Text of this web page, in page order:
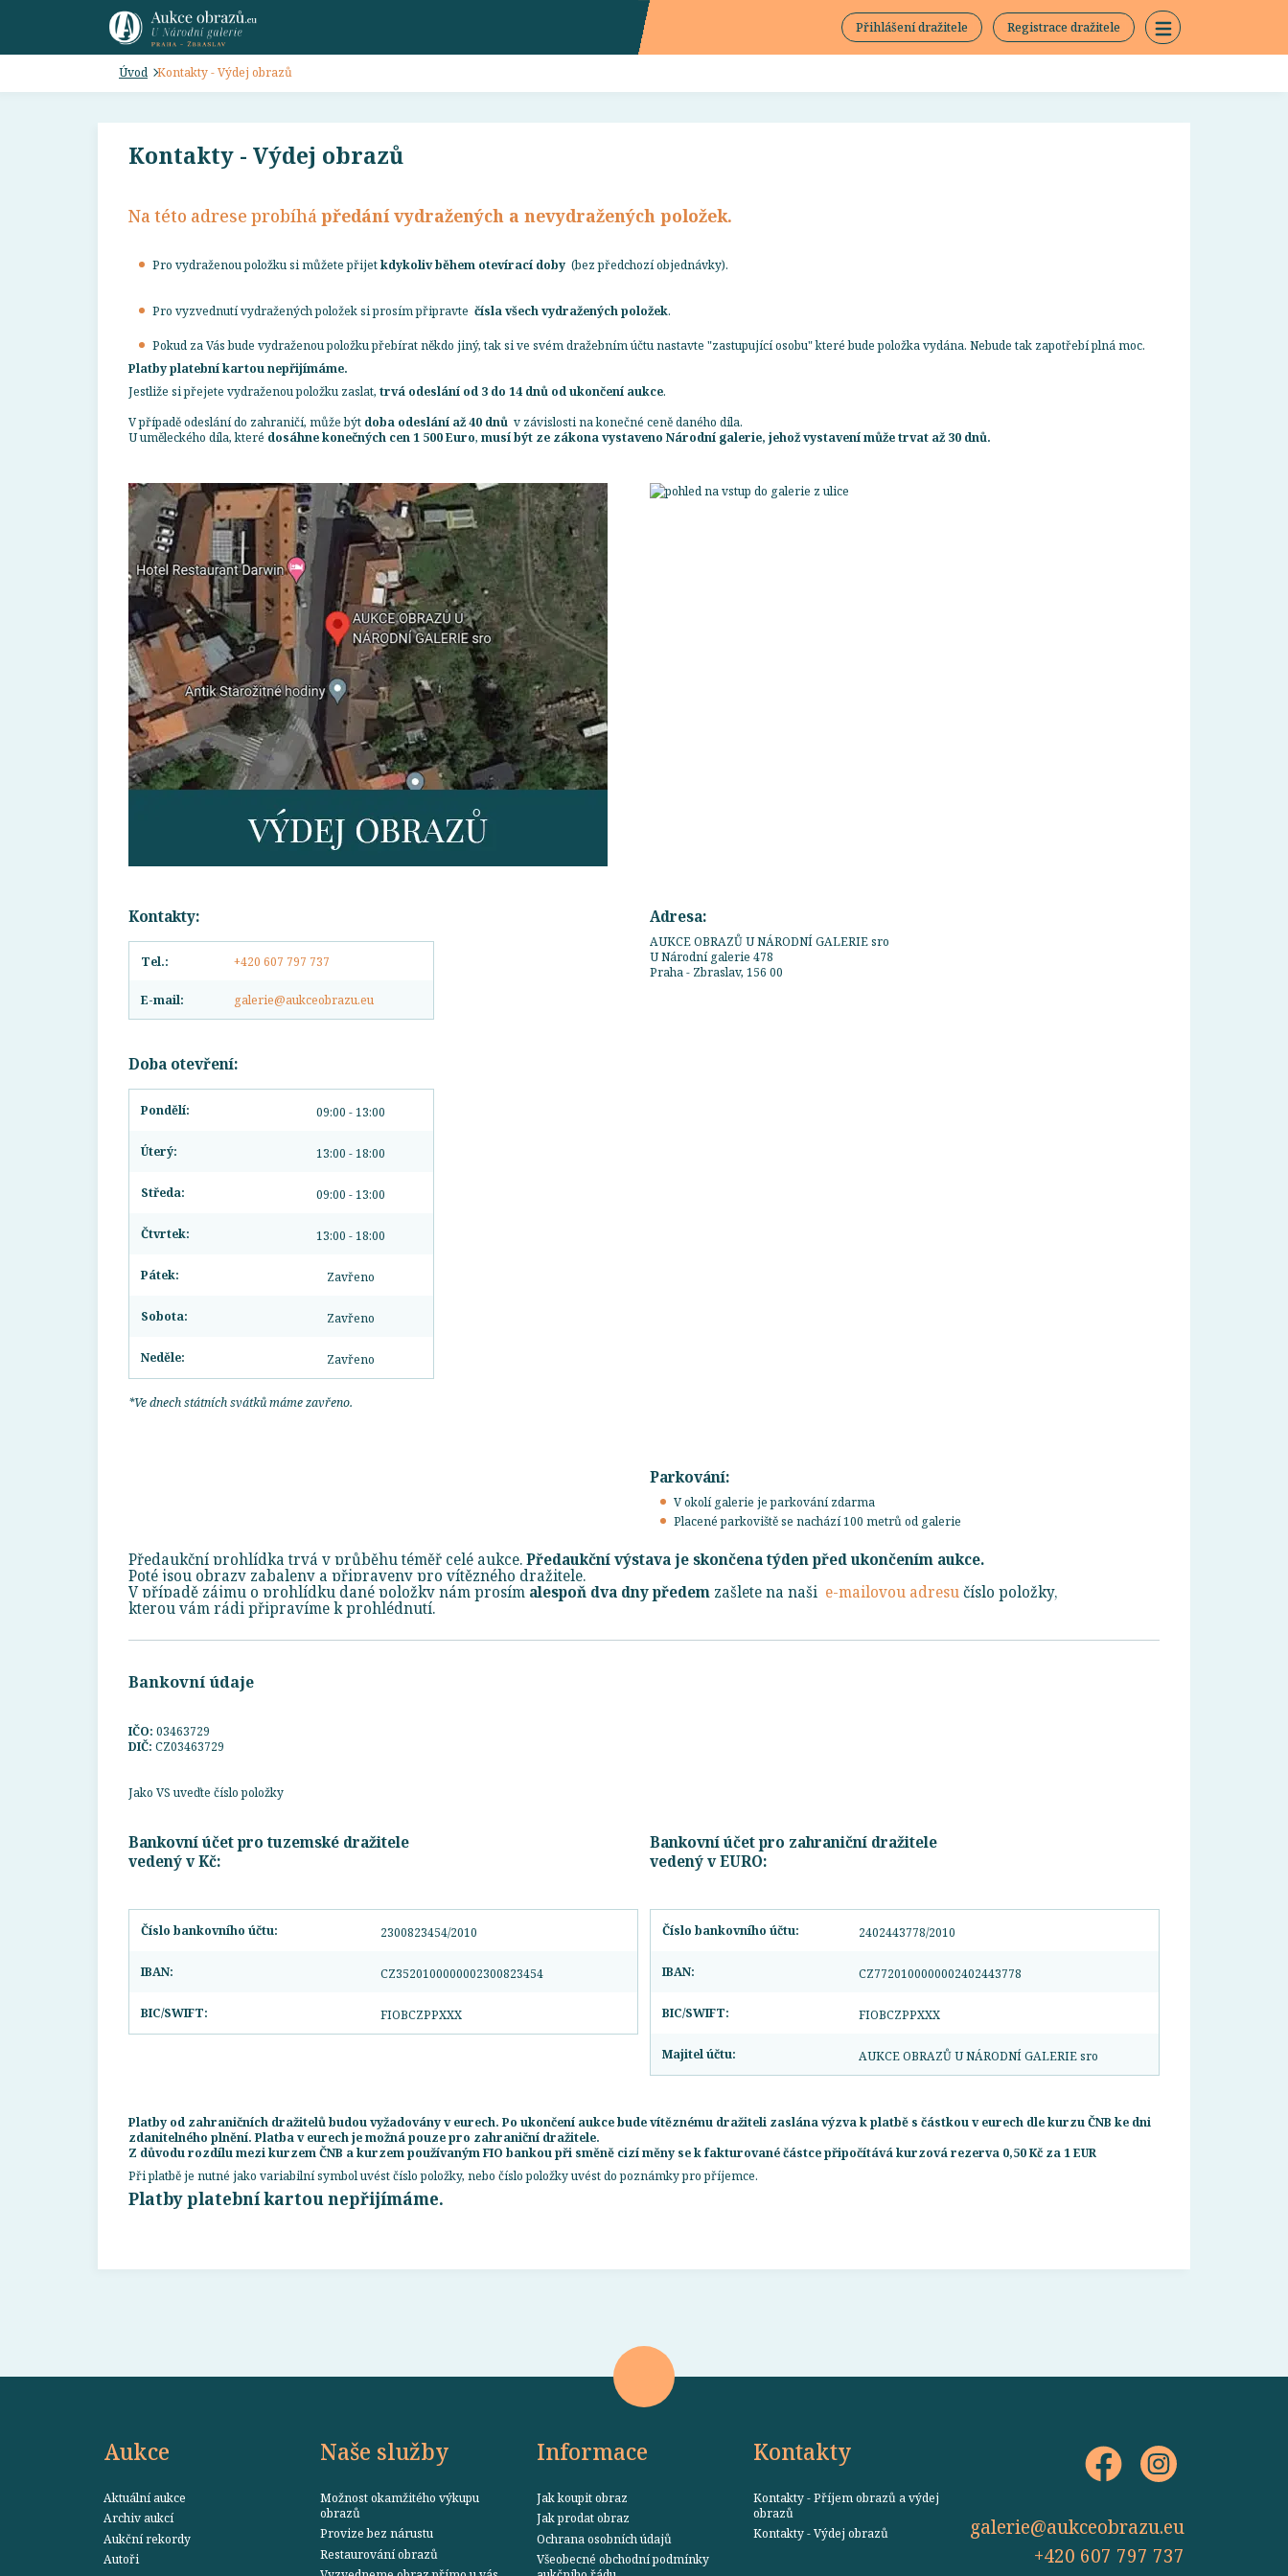
Přihlášení dražitele Registrace dražitele
Úvod Kontakty - Výdej obrazů
Kontakty - Výdej obrazů
Na této adrese probíhápředání vydražených a nevydražených položek.
Pro vydraženou položku si můžete přijetkdykoliv během otevírací doby (bez předchozí objednávky).
Pro vyzvednutí vydražených položek si prosím připravtečísla všech vydražených položek.
Pokud za Vás bude vydraženou položku přebírat někdo jiný, tak si ve svém dražebním účtu nastavte "zastupující osobu" které bude položka vydána. Nebude tak zapotřebí plná moc.
Platby platební kartou nepřijímáme.
Jestliže si přejete vydraženou položku zaslat, trvá odeslání od 3 do 14 dnů od ukončení aukce.
V případě odeslání do zahraničí, může být doba odeslání až 40 dnů v závislosti na konečné ceně daného díla.
U uměleckého díla, které dosáhne konečných cen 1 500 Euro, musí být ze zákona vystaveno Národní galerie, jehož vystavení může trvat až 30 dnů.
Kontakty:
Tel.: +420 607 797 737
E-mail: galerie@aukceobrazu.eu
Doba otevření:
Pondělí: 09:00 - 13:00
Úterý: 13:00 - 18:00
Středa: 09:00 - 13:00
Čtvrtek: 13:00 - 18:00
Pátek: Zavřeno
Sobota: Zavřeno
Neděle: Zavřeno
*Ve dnech státních svátků máme zavřeno.
Adresa:
AUKCE OBRAZŮ U NÁRODNÍ GALERIE sro
U Národní galerie 478
Praha - Zbraslav, 156 00
Parkování:
V okolí galerie je parkování zdarma
Placené parkoviště se nachází 100 metrů od galerie
Předaukční prohlídka trvá v průběhu téměř celé aukce.Předaukční výstava je skončena týden před ukončením aukce.
Poté jsou obrazy zabaleny a připraveny pro vítězného dražitele.
V případě zájmu o prohlídku dané položky nám prosím alespoň dva dny předem zašlete na naši e-mailovou adresučíslo položky,
kterou vám rádi připravíme k prohlédnutí.
Bankovní údaje
IČO: 03463729
DIČ: CZ03463729
Jako VS uveďte číslo položky
Bankovní účet pro tuzemské dražitele
vedený v Kč:
Číslo bankovního účtu: 2300823454/2010
IBAN: CZ3520100000002300823454
BIC/SWIFT: FIOBCZPPXXX
Bankovní účet pro zahraniční dražitele
vedený v EURO:
Číslo bankovního účtu: 2402443778/2010
IBAN: CZ7720100000002402443778
BIC/SWIFT: FIOBCZPPXXX
Majitel účtu: AUKCE OBRAZŮ U NÁRODNÍ GALERIE sro
Platby od zahraničních dražitelů budou vyžadovány v eurech. Po ukončení aukce bude vítěznému dražiteli zaslána výzva k platbě s částkou v eurech dle kurzu ČNB ke dni
zdanitelného plnění. Platba v eurech je možná pouze pro zahraniční dražitele.
Z důvodu rozdílu mezi kurzem ČNB a kurzem používaným FIO bankou při směně cizí měny se k fakturované částce připočítává kurzová rezerva 0,50 Kč za 1 EUR
Při platbě je nutné jako variabilní symbol uvést číslo položky, nebo číslo položky uvést do poznámky pro příjemce.
Platby platební kartou nepřijímáme.
Aukce
Aktuální aukce
Archiv aukcí
Aukční rekordy
Autoři
Naše služby
Možnost okamžitého výkupu
obrazů
Provize bez nárustu
Restaurování obrazů
Informace
Jak koupit obraz
Jak prodat obraz
Ochrana osobních údajů
Všeobecné obchodní podmínky
Kontakty
Kontakty - Příjem obrazů a výdej
obrazů
Kontakty - Výdej obrazů
galerie@aukceobrazu.eu
+420 607 797 737